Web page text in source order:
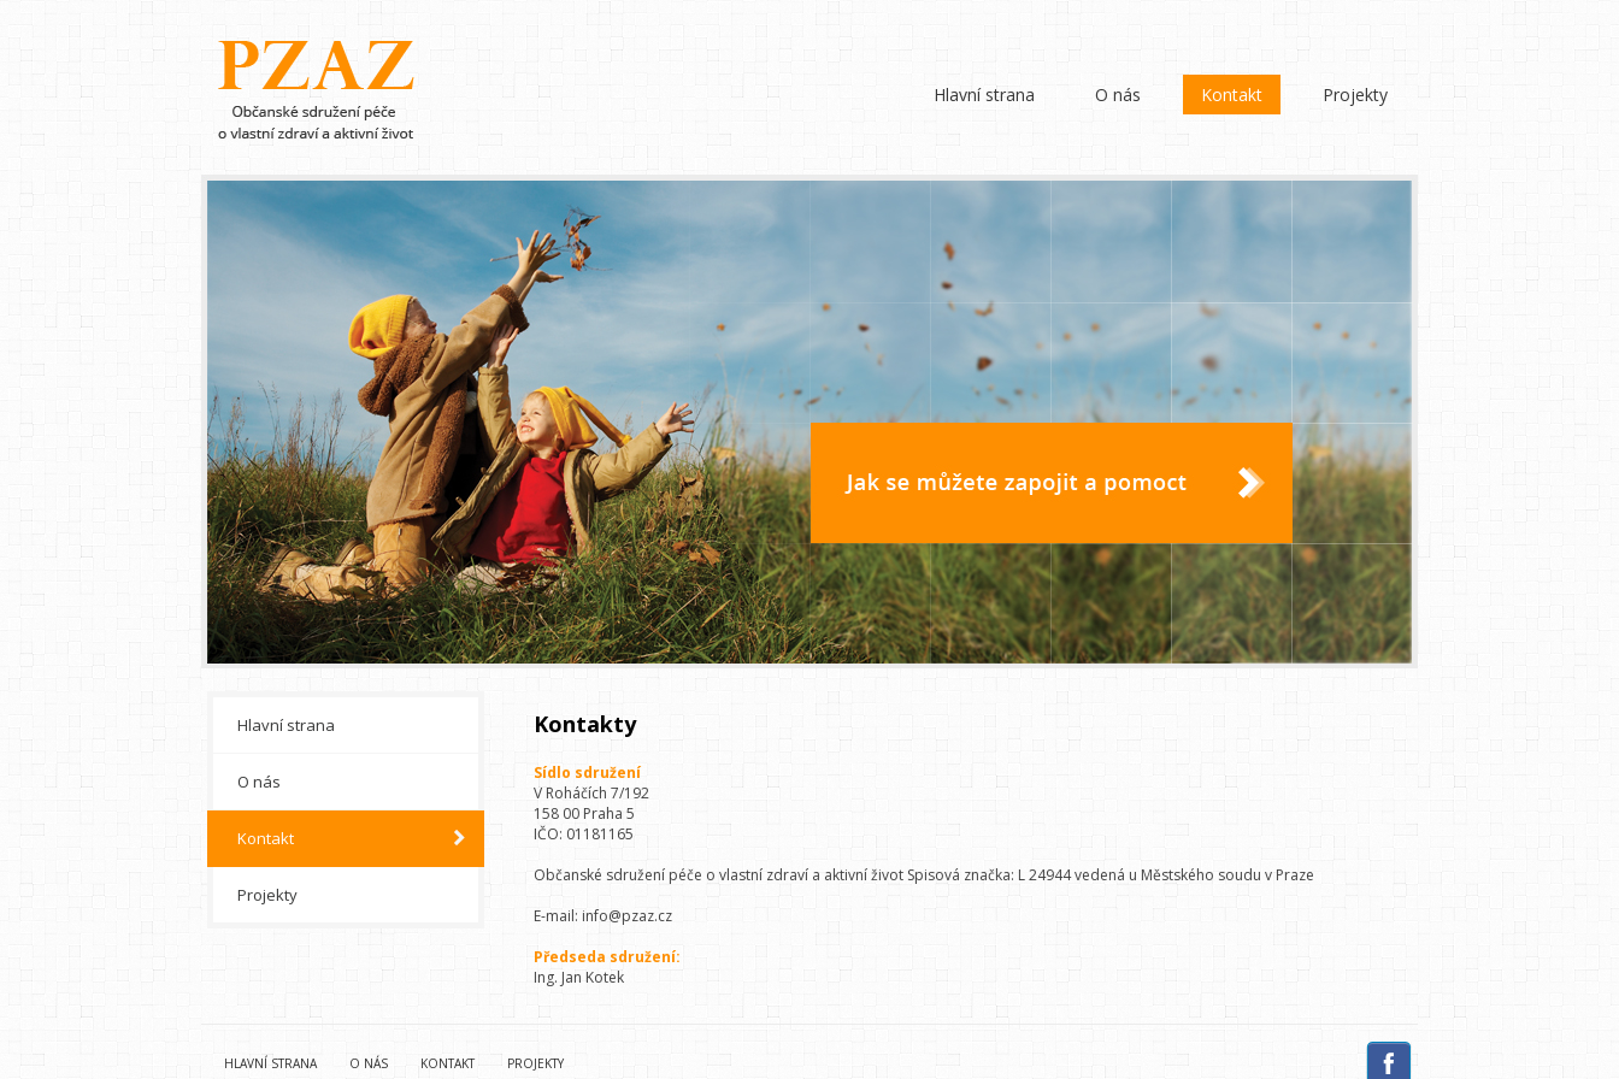
Projekty
Kontakt
O nás
Hlavní strana
Hlavní strana
O nás
Kontakt
Projekty
Kontakty
Sídlo sdružení
V Roháčích 7/192
158 00 Praha 5
IČO: 01181165
Občanské sdružení péče o vlastní zdraví a aktivní život Spisová značka: L 24944 vedená u Městského soudu v Praze
E-mail: info@pzaz.cz
Předseda sdružení:
Ing. Jan Kotek
HLAVNÍ STRANA O NÁS KONTAKT PROJEKTY